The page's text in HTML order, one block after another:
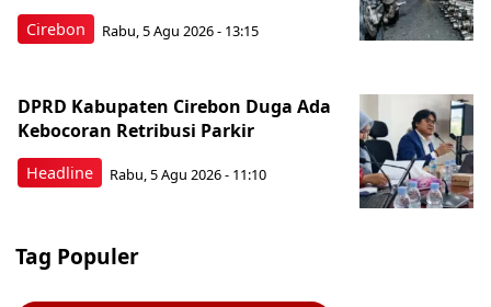
Cirebon Rabu, 5 Agu 2026 - 13:15
Headline
DPRD Kabupaten Cirebon Duga Ada
Kebocoran Retribusi Parkir
Rabu, 5 Agu 2026 - 11:10
Tag Populer